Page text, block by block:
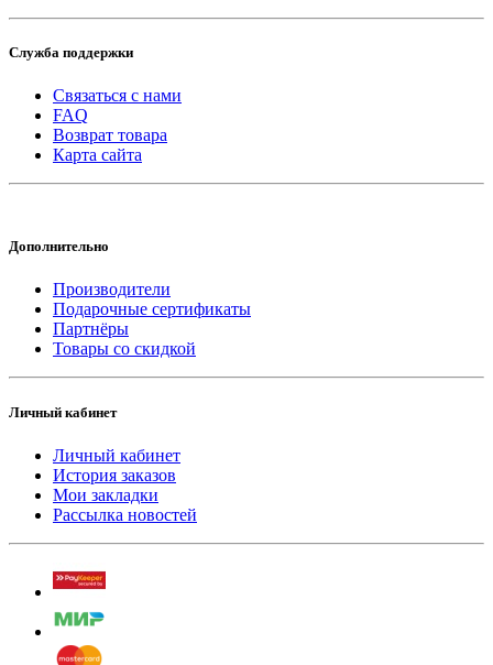
Служба поддержки
Связаться с нами
FAQ
Возврат товара
Карта сайта
Дополнительно
Производители
Подарочные сертификаты
Партнёры
Товары со скидкой
Личный кабинет
Личный кабинет
История заказов
Мои закладки
Рассылка новостей